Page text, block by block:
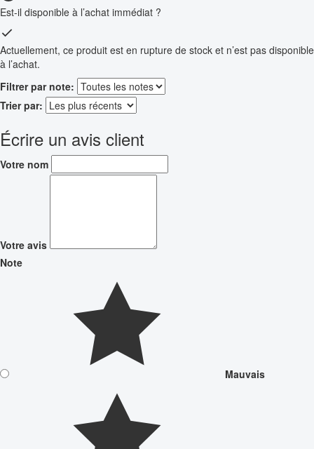
Est-il disponible à l’achat immédiat ?
Actuellement, ce produit est en rupture de stock et n’est pas disponible
à l’achat.
Filtrer par note:
Trier par:
Écrire un avis client
Votre nom
Votre avis
Note
Mauvais